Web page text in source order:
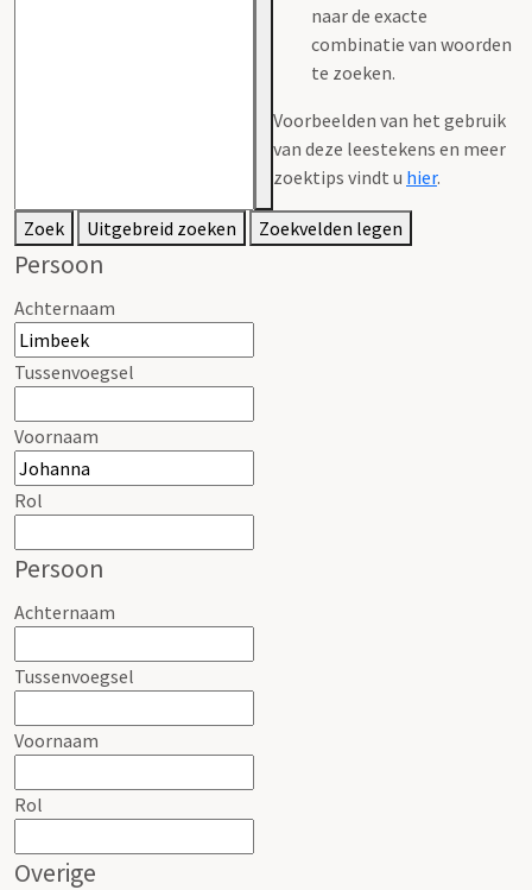
naar de exacte
combinatie van woorden
te zoeken.
Voorbeelden van het gebruik
van deze leestekens en meer
zoektips vindt u hier.
Zoek Uitgebreid zoeken Zoekvelden legen
Persoon
Achternaam
Tussenvoegsel
Voornaam
Rol
Persoon
Achternaam
Tussenvoegsel
Voornaam
Rol
Overige